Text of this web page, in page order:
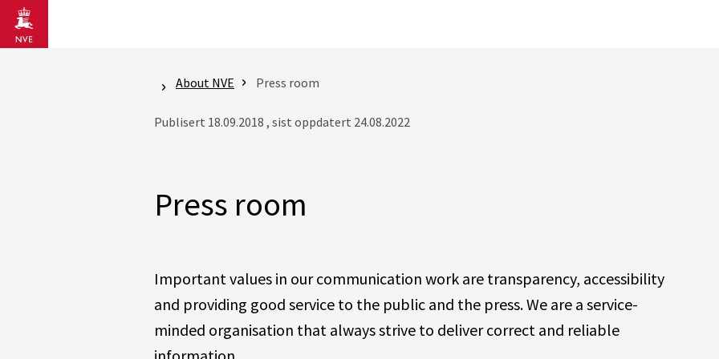
Gå til hovedinnhold
About NVE Press room
Publisert 18.09.2018 , sist oppdatert 24.08.2022
Press room
Important values in our communication work are transparency, accessibility
and providing good service to the public and the press. We are a service-
minded organisation that always strive to deliver correct and reliable